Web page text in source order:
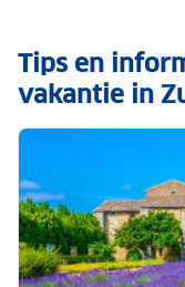
Tips en
vakantie in